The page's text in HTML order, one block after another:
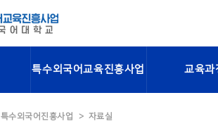
특수외국어교육진흥사업 교육과
특수외국어진흥사업 자료실